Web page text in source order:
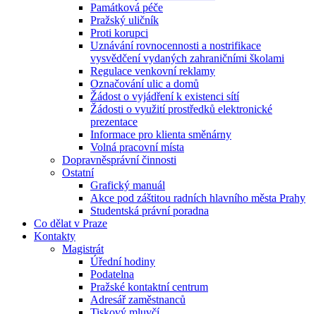
Památková péče
Pražský uličník
Proti korupci
Uznávání rovnocennosti a nostrifikace
vysvědčení vydaných zahraničními školami
Regulace venkovní reklamy
Označování ulic a domů
Žádost o vyjádření k existenci sítí
Žádosti o využití prostředků elektronické
prezentace
Informace pro klienta směnárny
Volná pracovní místa
Dopravněsprávní činnosti
Ostatní
Grafický manuál
Akce pod záštitou radních hlavního města Prahy
Studentská právní poradna
Co dělat v Praze
Kontakty
Magistrát
Úřední hodiny
Podatelna
Pražské kontaktní centrum
Adresář zaměstnanců